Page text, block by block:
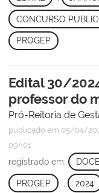
CONCURSO
PROGEP
Edital 30/
professor do
Pró-Reitoria de
publicado em 05/04/
09h01
registrado em:
PROGEP 2024